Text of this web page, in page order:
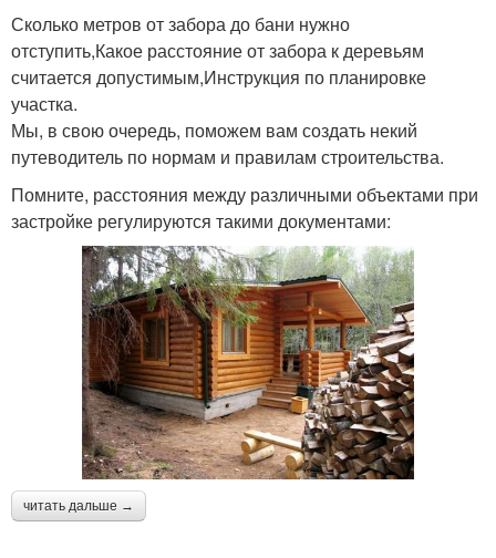
Сколько метров от забора до бани нужно
отступить,Какое расстояние от забора к деревьям
считается допустимым,Инструкция по планировке
участка.
Мы, в свою очередь, поможем вам создать некий
путеводитель по нормам и правилам строительства.
Помните, расстояния между различными объектами при
застройке регулируются такими документами:
читать дальше →